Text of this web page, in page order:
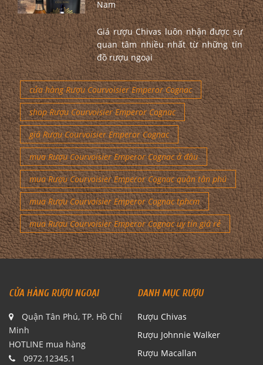
Nam
Giá rượu Chivas luôn nhận được sự
quan tâm nhiều nhất từ những tín
đồ rượu ngoại
cửa hàng Rượu Courvoisier Emperor Cognac
shop Rượu Courvoisier Emperor Cognac
giá Rượu Courvoisier Emperor Cognac
mua Rượu Courvoisier Emperor Cognac ở đâu
mua Rượu Courvoisier Emperor Cognac quận tân phú
mua Rượu Courvoisier Emperor Cognac tphcm
mua Rượu Courvoisier Emperor Cognac uy tín giá rẻ
CỬA HÀNG RƯỢU NGOẠI
Quận Tân Phú, TP. Hồ Chí
Minh
HOTLINE mua hàng
0972.12345.1
DANH MỤC RƯỢU
Rượu Chivas
Rượu Johnnie Walker
Rượu Macallan